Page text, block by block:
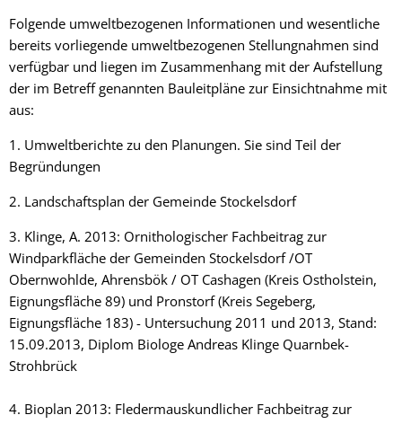
Folgende umweltbezogenen Informationen und wesentliche
bereits vorliegende umweltbezogenen Stellungnahmen sind
verfügbar und liegen im Zusammenhang mit der Aufstellung
der im Betreff genannten Bauleitpläne zur Einsichtnahme mit
aus:
1. Umweltberichte zu den Planungen. Sie sind Teil der
Begründungen
2. Landschaftsplan der Gemeinde Stockelsdorf
3. Klinge, A. 2013: Ornithologischer Fachbeitrag zur
Windparkfläche der Gemeinden Stockelsdorf /OT
Obernwohlde, Ahrensbök / OT Cashagen (Kreis Ostholstein,
Eignungsfläche 89) und Pronstorf (Kreis Segeberg,
Eignungsfläche 183) - Untersuchung 2011 und 2013, Stand:
15.09.2013, Diplom Biologe Andreas Klinge Quarnbek-
Strohbrück
4. Bioplan 2013: Fledermauskundlicher Fachbeitrag zur